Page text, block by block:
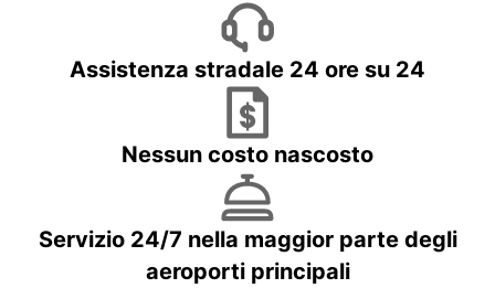
Assistenza stradale 24 ore su 24
Nessun costo nascosto
Servizio 24/7 nella maggior parte degli
aeroporti principali